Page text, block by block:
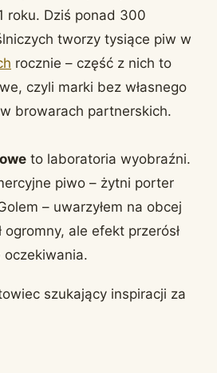
roku. Dziś ponad 300
tworzy tysiące piw w
rocznie – część z nich to
czyli marki bez własnego
browarach partnerskich.
to laboratoria wyobraźni.
piwo – żytni porter
– uwarzyłem na obcej
ogromny, ale efekt przerósł
oczekiwania.